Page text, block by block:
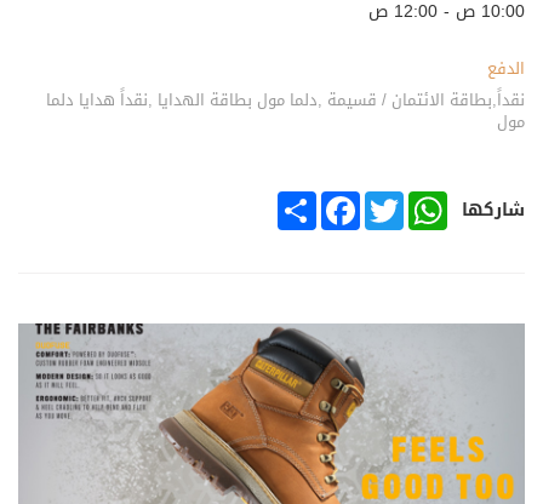
10:00 ص - 12:00 ص
الدفع
نقداً,بطاقة الائتمان / قسيمة ,دلما مول بطاقة الهدايا ,نقداً هدايا دلما
مول
شاركها SHARE
FACEBOOKTWITTER
WHATSAPP